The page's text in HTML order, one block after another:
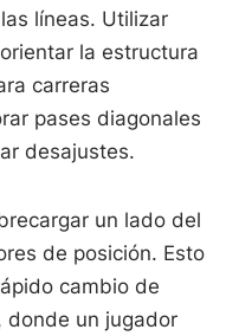
líneas. Utilizar
la estructura
carreras
pases diagonales
desajustes.
un lado del
de posición. Esto
cambio de
donde un jugador